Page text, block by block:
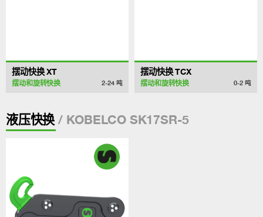
摆动快换 XT
摆动和旋转快换 2-24 吨
摆动快换 TCX
摆动和旋转快换 0-2 吨
液压快换 / KOBELCO SK17SR-5